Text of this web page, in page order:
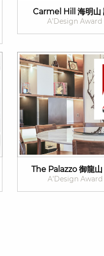
Carmel Hill 海明山
A’Design Award
The Palazzo 御龍山
A’Design Award